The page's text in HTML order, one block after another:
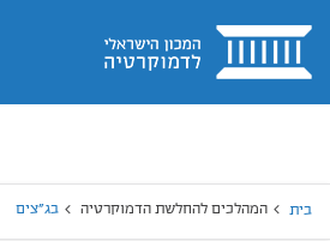
בית
בית המהלכים להחלשת הדמוקרטיה בג"צים